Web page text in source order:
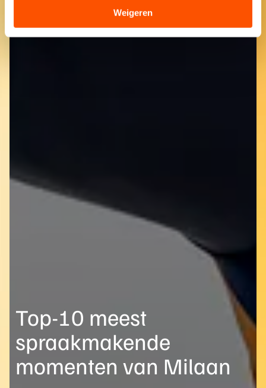
Sommige partners kunnen gegevens doorgeven aan
landen buiten de EU, zoals de VS, waar mogelijk geen
adequaat beschermingsniveau geldt volgens de GDPR.
Weigeren
Top-10 meest
spraakmakende
momenten van Milaan